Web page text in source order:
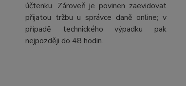
účtenku. Zároveň je povinen zaevidovat
přijatou tržbu u správce daně online; v
případě technického výpadku pak
nejpozději do 48 hodin.